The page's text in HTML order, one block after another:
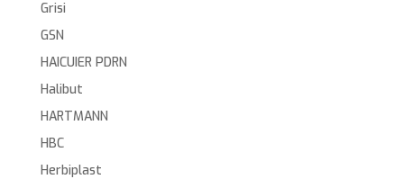
Grisi
GSN
HAICUIER PDRN
Halibut
HARTMANN
HBC
Herbiplast